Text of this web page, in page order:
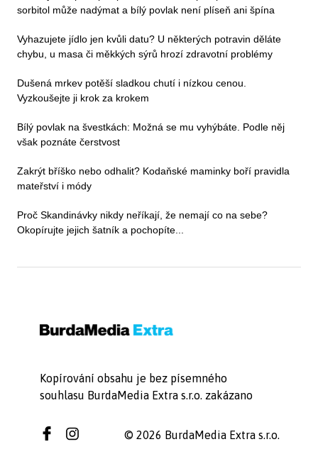
sorbitol může nadýmat a bílý povlak není plíseň ani špína
Vyhazujete jídlo jen kvůli datu? U některých potravin děláte
chybu, u masa či měkkých sýrů hrozí zdravotní problémy
Dušená mrkev potěší sladkou chutí i nízkou cenou.
Vyzkoušejte ji krok za krokem
Bílý povlak na švestkách: Možná se mu vyhýbáte. Podle něj
však poznáte čerstvost
Zakrýt bříško nebo odhalit? Kodaňské maminky boří pravidla
mateřství i módy
Proč Skandinávky nikdy neříkají, že nemají co na sebe?
Okopírujte jejich šatník a pochopíte...
Kopírování obsahu je bez písemného
souhlasu BurdaMedia Extra s.r.o. zakázano
© 2026 BurdaMedia Extra s.r.o.